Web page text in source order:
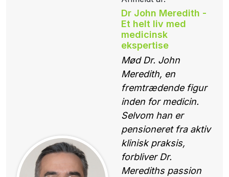
Dr John Meredith -
Et helt liv med
medicinsk
ekspertise
Mød Dr. John
Meredith, en
fremtrædende figur
inden for medicin.
Selvom han er
pensioneret fra aktiv
klinisk praksis,
forbliver Dr.
Merediths passion